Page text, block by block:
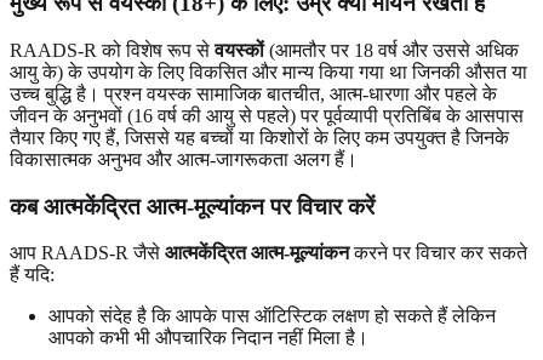
RAADS-R को विशेष रूप सेवयस्कों(आमतौर पर 18 वर्ष और उससे अधिक
आयु के) के उपयोग के लिए विकसित और मान्य किया गया था जिनकी औसत या
उच्च बुद्धि है। प्रश्न वयस्क सामाजिक बातचीत, आत्म-धारणा और पहले के
जीवन के अनुभवों (16 वर्ष की आयु से पहले) पर पूर्वव्यापी प्रतिबिंब के आसपास
तैयार किए गए हैं, जिससे यह बच्चों या किशोरों के लिए कम उपयुक्त है जिनके
विकासात्मक अनुभव और आत्म-जागरूकता अलग हैं।
कब आत्मकेंद्रित आत्म-मूल्यांकन पर विचार करें
आप RAADS-R जैसे आत्मकेंद्रित आत्म-मूल्यांकनकरने पर विचार कर सकते
हैं यदि:
आपको संदेह है कि आपके पास ऑटिस्टिक लक्षण हो सकते हैं लेकिन
आपको कभी भी औपचारिक निदान नहीं मिला है।